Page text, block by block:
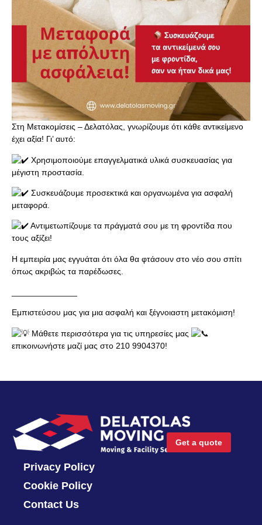
Στη Μετακομίσεις – Δελατόλας, γνωρίζουμε ότι κάθε αντικείμενο
έχει αξία! Γι’ αυτό:
Χρησιμοποιούμε επαγγελματικά υλικά συσκευασίας για
μέγιστη προστασία.
Συσκευάζουμε προσεκτικά και οργανωμένα για ασφαλή
μεταφορά.
Αντιμετωπίζουμε τα πράγματά σου με τη φροντίδα που
τους αξίζει!
Η εμπειρία μας εγγυάται ότι όλα θα φτάσουν στο νέο σου σπίτι
όπως ακριβώς τα παρέδωσες.
Εμπιστεύσου μας για μια ασφαλή και ξέγνοιαστη μετακόμιση!
Μάθετε περισσότερα για τις υπηρεσίες μας
επικοινωνήστε μαζί μας στο 210 9904370!
Get a quote
Privacy Policy
Cookie Policy
Contact Us